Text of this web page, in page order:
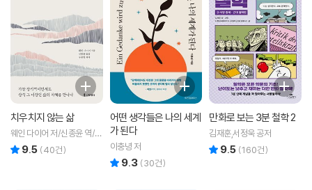
치우치지 않는 삶
웨인 다이어 저/신종윤 역/구
본형 해제
9.5 (40건)
어떤 생각들은 나의 세계
가 된다
이충녕 저
9.3 (30건)
만화로 보는 3분 철학 2
김재훈,서정욱 공저
9.5 (160건)